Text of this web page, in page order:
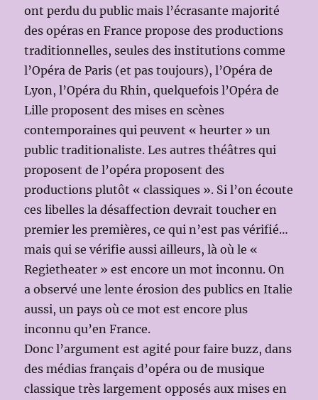
ont perdu du public mais l’écrasante majorité
des opéras en France propose des productions
traditionnelles, seules des institutions comme
l’Opéra de Paris (et pas toujours), l’Opéra de
Lyon, l’Opéra du Rhin, quelquefois l’Opéra de
Lille proposent des mises en scènes
contemporaines qui peuvent « heurter » un
public traditionaliste. Les autres théâtres qui
proposent de l’opéra proposent des
productions plutôt « classiques ». Si l’on écoute
ces libelles la désaffection devrait toucher en
premier les premières, ce qui n’est pas vérifié…
mais qui se vérifie aussi ailleurs, là où le «
Regietheater » est encore un mot inconnu. On
a observé une lente érosion des publics en Italie
aussi, un pays où ce mot est encore plus
inconnu qu’en France.
Donc l’argument est agité pour faire buzz, dans
des médias français d’opéra ou de musique
classique très largement opposés aux mises en